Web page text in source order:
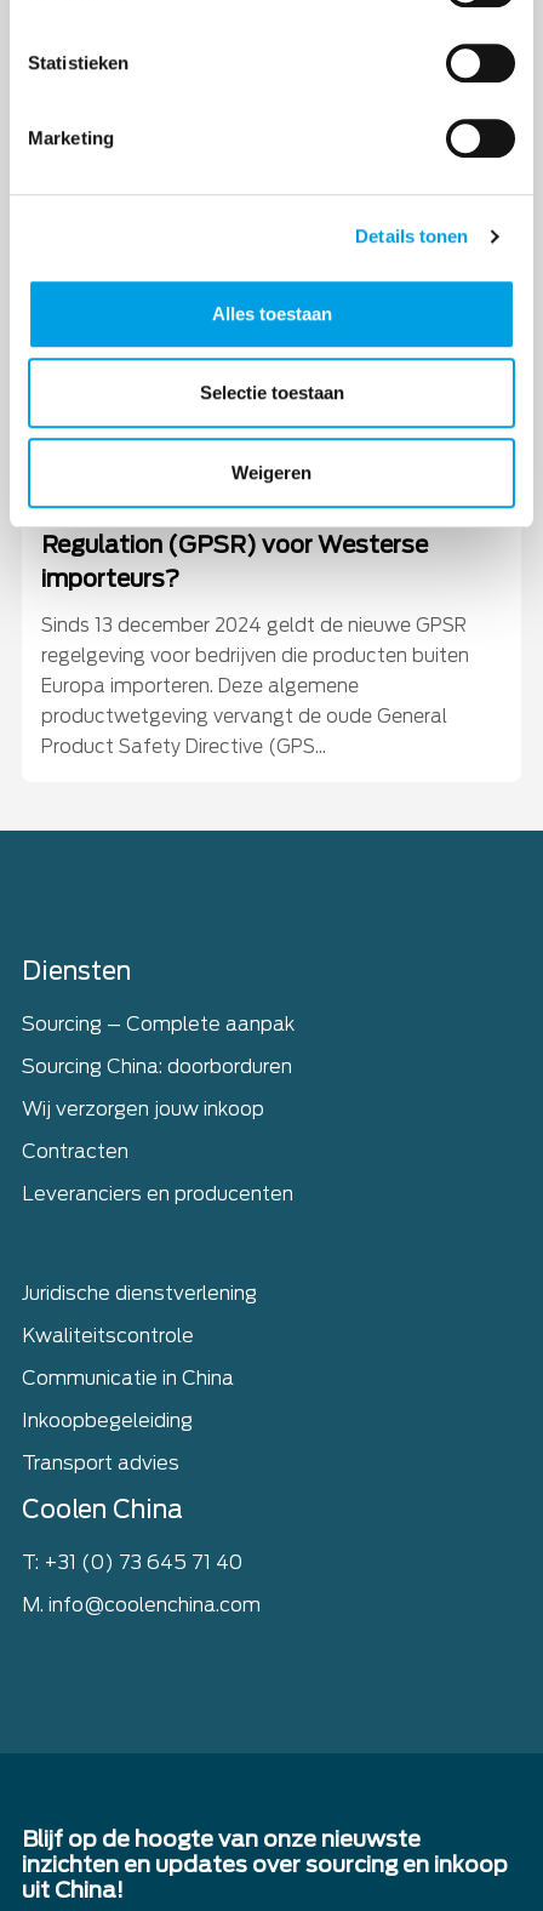
Statistieken
Marketing
Details tonen
Alles toestaan
Selectie toestaan
Weigeren
producten worden steeds strenger. Hiermee groeit
de verantwoordelijkheid voor Westerse bedrijven
i...
Wat betekent de General Product Safety
Regulation (GPSR) voor Westerse
importeurs?
Sinds 13 december 2024 geldt de nieuwe GPSR
regelgeving voor bedrijven die producten buiten
Europa importeren. Deze algemene
productwetgeving vervangt de oude General
Product Safety Directive (GPS...
Home
Diensten
Sourcing – Complete aanpak
Sourcing China: doorborduren
Wij verzorgen jouw inkoop
Contracten
Leveranciers en producenten
Juridische dienstverlening
Kwaliteitscontrole
Communicatie in China
Inkoopbegeleiding
Transport advies
Coolen China
T: +31 (0) 73 645 71 40
M. info@coolenchina.com
Blijf op de hoogte van onze nieuwste
inzichten en updates over sourcing en inkoop
uit China!